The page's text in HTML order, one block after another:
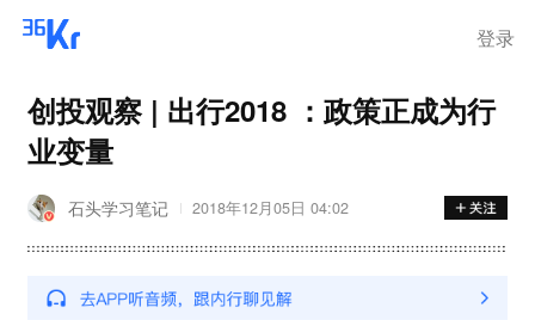
登录
创投观察 | 出行2018 ：政策正成为行
业变量
石头学习笔记 2018年12月05日 04:02